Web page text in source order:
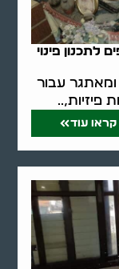
לתכנון פינוי
ומאתגר עבור
פיזיות,..
קראו עוד